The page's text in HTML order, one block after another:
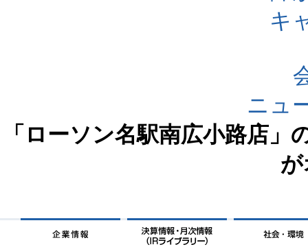
キ
ニュ
「ローソン名駅南広小路店